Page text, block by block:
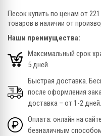
Песок купить по ценам от
товаров в наличии от
Наши преимущества:
Максимальный срок
5 дней.
Быстрая доставка.
после оформления
доставка – от 1-2 дней.
Оплата: онлайн на
безналичным